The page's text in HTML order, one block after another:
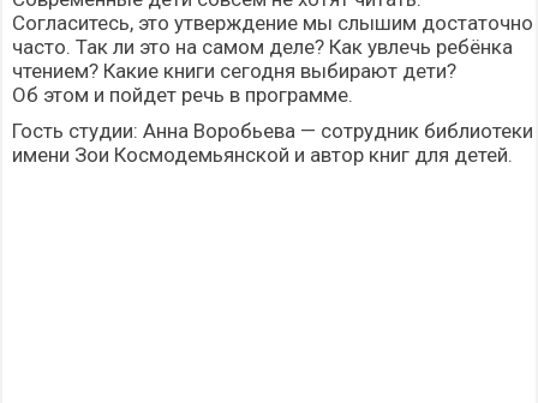
Согласитесь, это утверждение мы слышим достаточно
часто. Так ли это на самом деле? Как увлечь ребёнка
чтением? Какие книги сегодня выбирают дети?
Об этом и пойдет речь в программе.
Гость студии: Анна Воробьева — сотрудник библиотеки
имени Зои Космодемьянской и автор книг для детей.